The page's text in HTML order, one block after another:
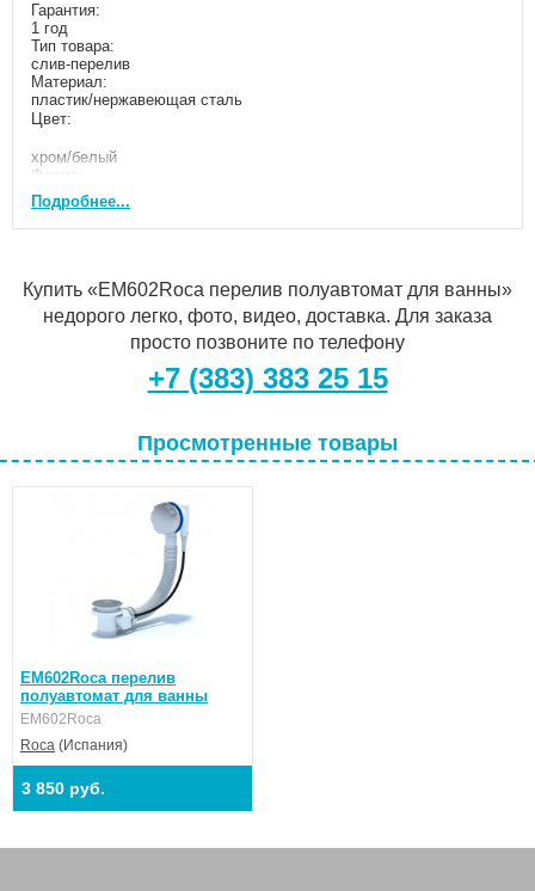
Гарантия:
1 год
Тип товара:
слив-перелив
Материал:
пластик/нержавеющая сталь
Цвет:
хром/белый
Форма:
круглая
Стиль:
современный
Диаметр, мм:
50
Область применения:
Подробнее...
Купить «EM602Roca перелив полуавтомат для ванны»
недорого легко, фото, видео, доставка. Для заказа
просто позвоните по телефону
+7 (383) 383 25 15
Просмотренные товары
EM602Roca перелив
полуавтомат для ванны
EM602Roca
Roca (Испания)
3 850 руб.